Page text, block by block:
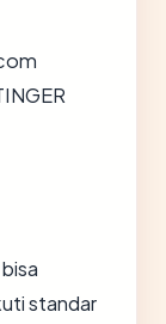
standar